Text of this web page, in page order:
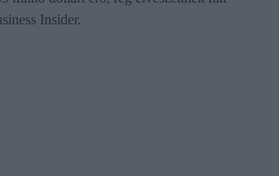
Insider.